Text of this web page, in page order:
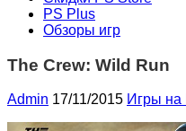
PS Plus
Обзоры игр
The Crew: Wild Run
Admin 17/11/2015 Игры на